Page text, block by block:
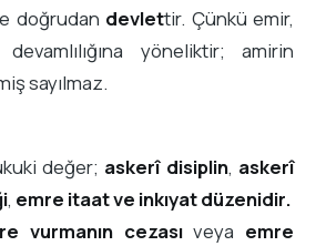
doğrudan devlettir. Çünkü emir,
yöneliktir; amirin
sayılmaz.
değer; askerî disiplin, askerî
, emre itaat ve inkıyat düzenidir.
vurmanın cezasıveya emre